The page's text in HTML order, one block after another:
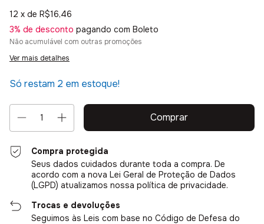
12 x de R$16,46
3% de desconto pagando com Boleto
Não acumulável com outras promoções
Ver mais detalhes
Só restam 2 em estoque!
Compra protegida
Seus dados cuidados durante toda a compra. De
acordo com a nova Lei Geral de Proteção de Dados
(LGPD) atualizamos nossa política de privacidade.
Trocas e devoluções
Seguimos às Leis com base no Código de Defesa do